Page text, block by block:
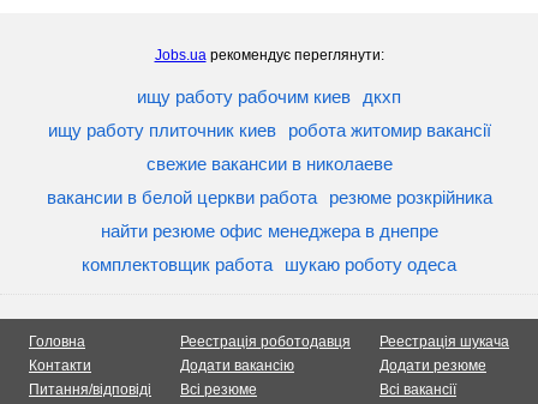
Jobs.uaрекомендує переглянути:
ищу работу рабочим киев
дкхп
ищу работу плиточник киев
робота житомир вакансії
свежие вакансии в николаеве
вакансии в белой церкви работа
резюме розкрійника
найти резюме офис менеджера в днепре
комплектовщик работа
шукаю роботу одеса
Головна
Контакти
Питання/відповіді
Реестрація роботодавця
Додати вакансію
Всі резюме
Реестрація шукача
Додати резюме
Всі вакансії